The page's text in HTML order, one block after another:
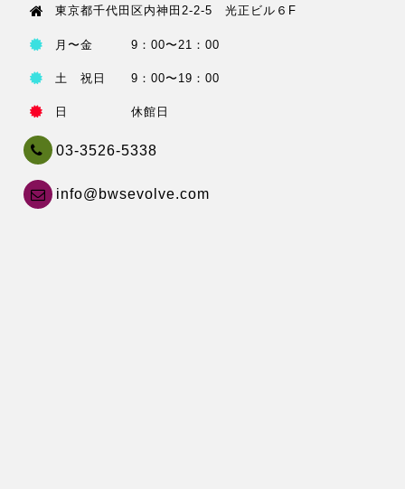
東京都千代田区内神田2-2-5 光正ビル６F
月〜金 9：00〜21：00
土 祝日 9：00〜19：00
日 休館日
03-3526-5338
info@bwsevolve.com